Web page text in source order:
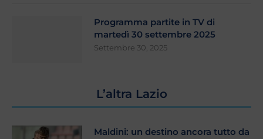
Programma partite in TV di
martedì 30 settembre 2025
Settembre 30, 2025
L’altra Lazio
Maldini: un destino ancora tutto da